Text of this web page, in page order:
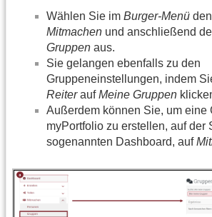
Wählen Sie im Burger-Menü
Mitmachen und anschließend
Gruppen aus.
Sie gelangen ebenfalls zu den
Gruppeneinstellungen, indem
ReiteraufMeine Gruppen
Außerdem können Sie, um eine
myPortfolio zu erstellen, auf der
sogenannten Dashboard, auf